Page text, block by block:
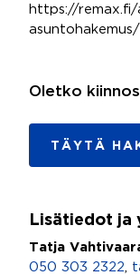
https://remax.fi/
asuntohakemus/
Oletko
TÄYTÄ
Lisätiedot ja
Tatja
050 303 2322